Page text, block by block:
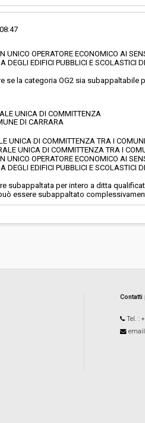
UNICO OPERATORE ECONOMICO AI
DEGLI EDIFICI PUBBLICI E SCOLASTICI
se la categoria OG2 sia subappaltabile
UNICA DI COMMITTENZA
DI CARRARA
UNICA DI COMMITTENZA TRA I
UNICA DI COMMITTENZA TRA I
UNICO OPERATORE ECONOMICO AI
DEGLI EDIFICI PUBBLICI E SCOLASTICI
subappaltata per intero a ditta
essere subappaltato
Tel. :
email